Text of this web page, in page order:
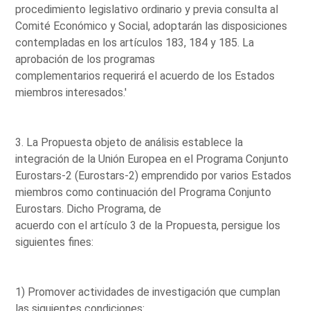
procedimiento legislativo ordinario y previa consulta al
Comité Económico y Social, adoptarán las disposiciones
contempladas en los artículos 183, 184 y 185. La
aprobación de los programas
complementarios requerirá el acuerdo de los Estados
miembros interesados.'
3. La Propuesta objeto de análisis establece la
integración de la Unión Europea en el Programa Conjunto
Eurostars-2 (Eurostars-2) emprendido por varios Estados
miembros como continuación del Programa Conjunto
Eurostars. Dicho Programa, de
acuerdo con el artículo 3 de la Propuesta, persigue los
siguientes fines:
1) Promover actividades de investigación que cumplan
las siguientes condiciones: